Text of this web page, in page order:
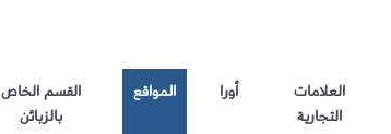
العلامات
التجارية
أورا المواقع
القسم الخاص
بالزبائن